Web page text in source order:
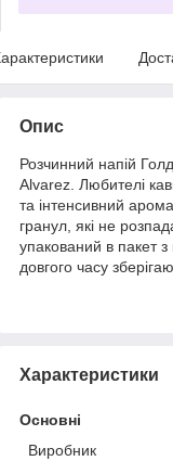
Опис
Розчинний напій
Alvarez. Любителі
та інтенсивний
гранул, які не
упакований в пакет
довгого часу
Характеристики
Основні
Виробник